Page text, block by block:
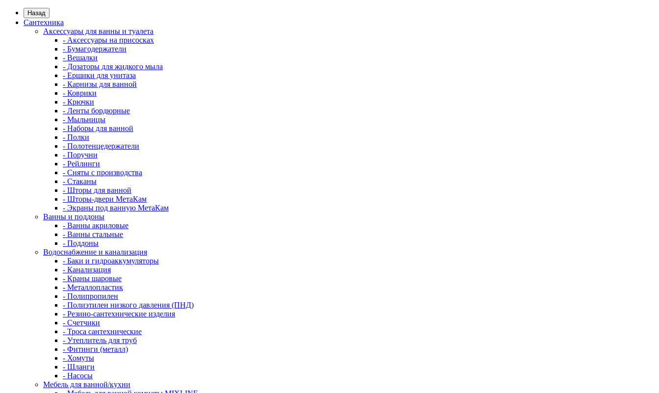
Назад
Сантехника
Аксессуары для ванны и туалета
- Аксессуары на присосках
- Бумагодержатели
- Вешалки
- Дозаторы для жидкого мыла
- Ершики для унитаза
- Карнизы для ванной
- Коврики
- Крючки
- Ленты бордюрные
- Мыльницы
- Наборы для ванной
- Полки
- Полотенцедержатели
- Поручни
- Рейлинги
- Сняты с производства
- Стаканы
- Шторы для ванной
- Шторы-двери МетаКам
- Экраны под ванную МетаКам
Ванны и поддоны
- Ванны акриловые
- Ванны стальные
- Поддоны
Водоснабжение и канализация
- Баки и гидроаккумуляторы
- Канализация
- Краны шаровые
- Металлопластик
- Полипропилен
- Полиэтилен низкого давления (ПНД)
- Резино-сантехнические изделия
- Счетчики
- Троса сантехнические
- Утеплитель для труб
- Фитинги (металл)
- Хомуты
- Шланги
- Насосы
Мебель для ванной/кухни